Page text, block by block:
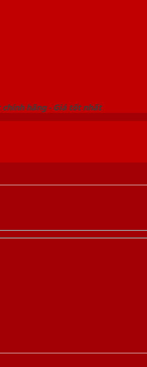
chính hãng - Giá tốt nhất